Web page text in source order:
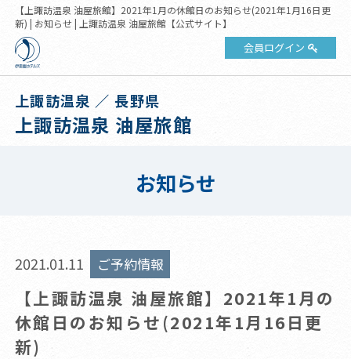
【上諏訪温泉 油屋旅館】2021年1月の休館日のお知らせ(2021年1月16日更
新) | お知らせ | 上諏訪温泉 油屋旅館【公式サイト】
会員ログイン
上諏訪温泉 ／ 長野県
上諏訪温泉 油屋旅館
お知らせ
2021.01.11 ご予約情報
【上諏訪温泉 油屋旅館】2021年1月の
休館日のお知らせ(2021年1月16日更
新)